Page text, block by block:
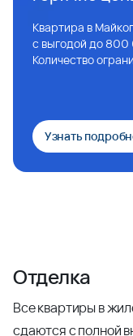
Квартира в
с выгодой до
Количество
Узнать
Отделка
Все квартиры в
сдаются с полной